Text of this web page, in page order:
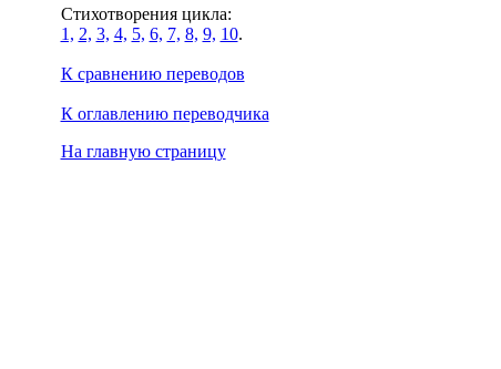
Стихотворения цикла:
1, 2, 3, 4, 5, 6, 7, 8, 9, 10.
К сравнению переводов
К оглавлению переводчика
На главную страницу